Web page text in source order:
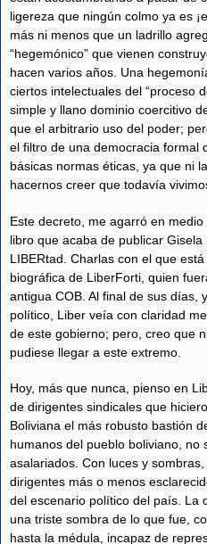
ligereza que ningún colmo ya es
más ni menos que un ladrillo
“hegemónico” que vienen
hacen varios años. Una
ciertos intelectuales del “proceso
simple y llano dominio coercitivo
que el arbitrario uso del poder;
el filtro de una democracia formal
básicas normas éticas, ya que ni
hacernos creer que todavía
Este decreto, me agarró en
libro que acaba de publicar Gisela
LIBERtad. Charlas con el que
biográfica de LiberForti, quien
antigua COB. Al final de sus días,
político, Liber veía con claridad
de este gobierno; pero, creo que
pudiese llegar a este extremo.
Hoy, más que nunca, pienso en
de dirigentes sindicales que
Boliviana el más robusto bastión
humanos del pueblo boliviano, no
asalariados. Con luces y
dirigentes más o menos
del escenario político del país. La
una triste sombra de lo que fue,
hasta la médula, incapaz de